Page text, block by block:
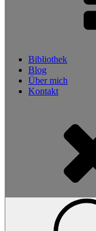
Bibliothek
Blog
Über mich
Kontakt